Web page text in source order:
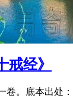
经》
。底本出处